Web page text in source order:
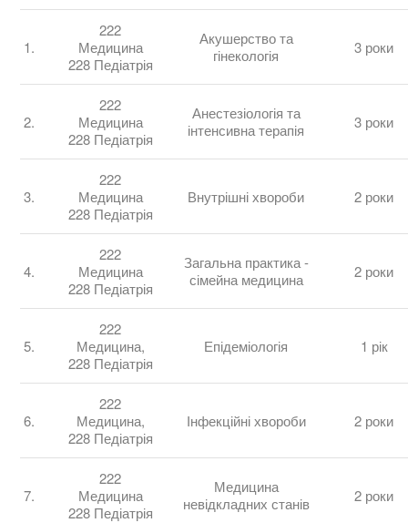
1.
222
Медицина
228 Педіатрія
Акушерство та
гінекологія
3 роки
2.
222
Медицина
228 Педіатрія
Анестезіологія та
інтенсивна терапія
3 роки
3.
222
Медицина
228 Педіатрія
Внутрішні хвороби 2 роки
4.
222
Медицина
228 Педіатрія
Загальна практика -
сімейна медицина
2 роки
5.
222
Медицина,
228 Педіатрія
Епідеміологія 1 рік
6.
222
Медицина,
228 Педіатрія
Інфекційні хвороби 2 роки
7.
222
Медицина
228 Педіатрія
Медицина
невідкладних станів
2 роки